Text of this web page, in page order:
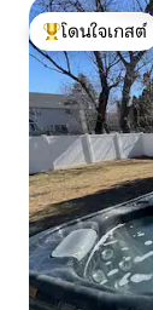
โดนใจเกสต์ที่
โดนใจเกสต์